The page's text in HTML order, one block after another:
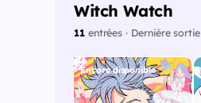
Witch Watch
11entrées · Dernière sortie
Encore disponible